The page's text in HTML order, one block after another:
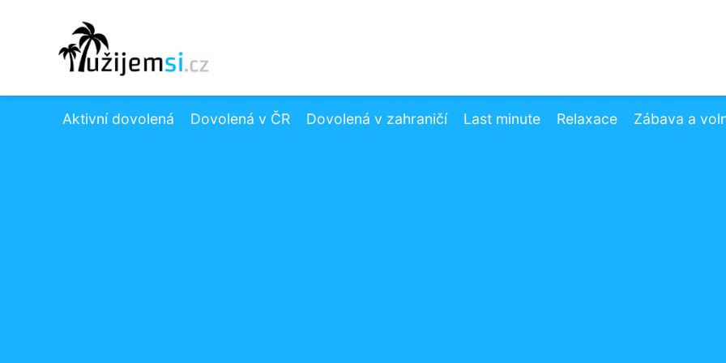
Aktivní dovolená Dovolená v ČR Dovolená v zahraničí Last minute Relaxace Zábava a